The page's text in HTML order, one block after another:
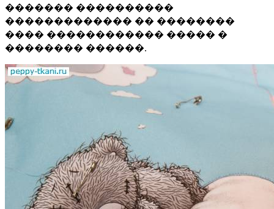
������� ����������
������������� �� ��������
���� ������������ ����� �
�������� ������.